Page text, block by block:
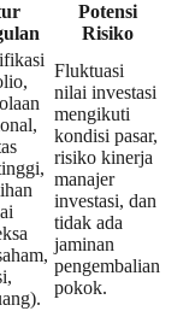
Potensi
Risiko
Fluktuasi
nilai investasi
mengikuti
kondisi pasar,
risiko kinerja
manajer
investasi, dan
tidak ada
jaminan
pengembalian
pokok.